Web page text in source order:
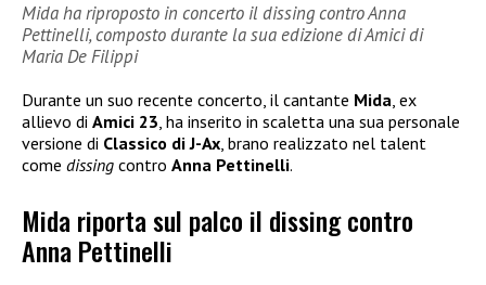
Mida ha riproposto in concerto il dissing contro Anna
Pettinelli, composto durante la sua edizione di Amici di
Maria De Filippi
Durante un suo recente concerto, il cantante Mida, ex
allievo di Amici 23, ha inserito in scaletta una sua personale
versione di Classico di J-Ax, brano realizzato nel talent
come dissing contro Anna Pettinelli.
Mida riporta sul palco il dissing contro
Anna Pettinelli